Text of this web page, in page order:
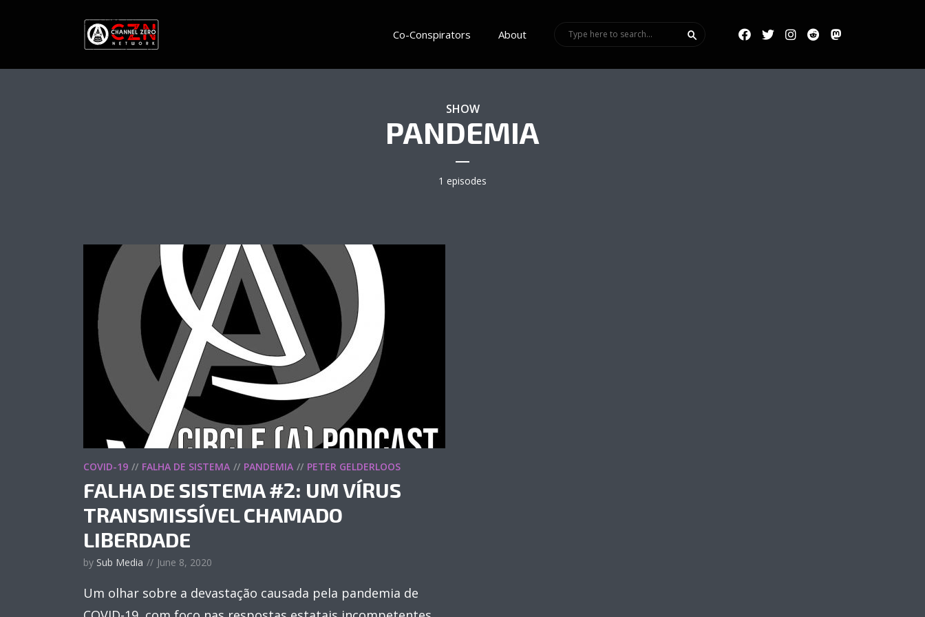
Co-Conspirators About
SHOW
PANDEMIA
1 episodes
COVID-19 FALHA DE SISTEMA PANDEMIA PETER GELDERLOOS
FALHA DE SISTEMA #2: UM VÍRUS
TRANSMISSÍVEL CHAMADO
LIBERDADE
by Sub Media June 8, 2020
Um olhar sobre a devastação causada pela pandemia de